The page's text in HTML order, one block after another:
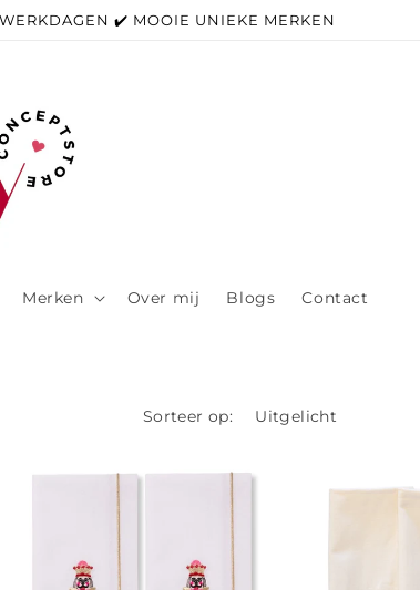
✔️ MOOIE UNIEKE MERKEN
Merken Over mij Blogs Contact
Sorteer op: